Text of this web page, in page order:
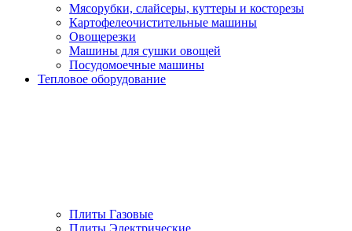
Мясорубки, слайсеры, куттеры и косторезы
Картофелеочистительные машины
Овощерезки
Машины для сушки овощей
Посудомоечные машины
Тепловое оборудование
Плиты Газовые
Плиты Электрические